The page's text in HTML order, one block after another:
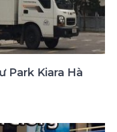
Park Kiara Hà